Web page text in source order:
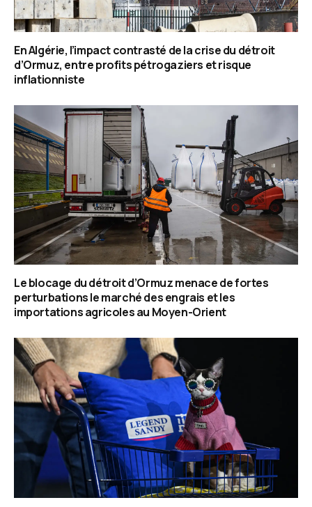
En Algérie, l’impact contrasté de la crise du détroit
d’Ormuz, entre profits pétrogaziers et risque
inflationniste
Le blocage du détroit d’Ormuz menace de fortes
perturbations le marché des engrais et les
importations agricoles au Moyen-Orient